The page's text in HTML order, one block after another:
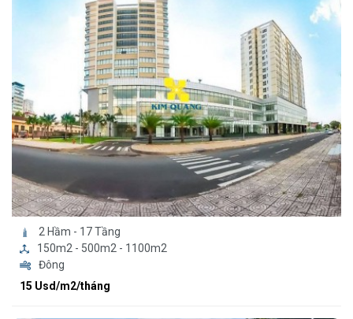
2 Hầm - 17 Tầng
150m2 - 500m2 - 1100m2
Đông
15 Usd/m2/tháng